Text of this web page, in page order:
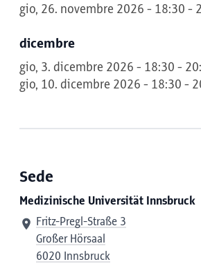
gio, 26. novembre 2026 - 18:30 -
dicembre
gio, 3. dicembre 2026 - 18:30 -
gio, 10. dicembre 2026 - 18:30 -
Sede
Medizinische Universität Innsbruck
Fritz-Pregl-Straße 3
Großer Hörsaal
6020 Innsbruck